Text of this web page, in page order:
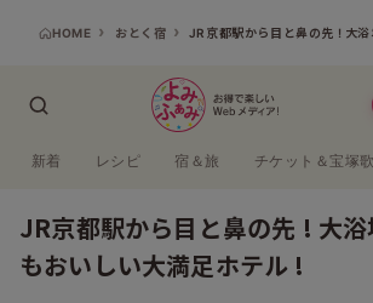
HOME おとく宿
新着 レシピ 宿＆旅 チケット＆宝塚
JR京都駅から目と鼻の先 ! 大
もおいしい大満足ホテル !